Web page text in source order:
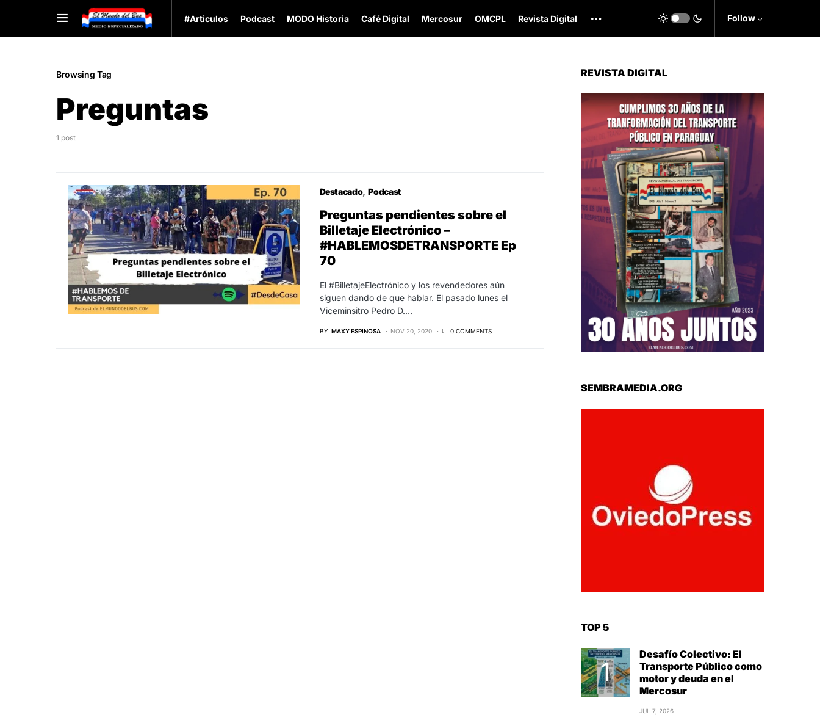
#Articulos Podcast MODO Historia Café Digital Mercosur OMCPL Revista Digital Follow
Browsing Tag
Preguntas
1 post
Destacado Podcast
Preguntas pendientes sobre el
Billetaje Electrónico –
#HABLEMOSDETRANSPORTE Ep
70
El #BilletajeElectrónico y los revendedores aún
siguen dando de que hablar. El pasado lunes el
Viceminsitro Pedro D.…
BY MAXY ESPINOSA NOV 20, 2020 0 COMMENTS
REVISTA DIGITAL
SEMBRAMEDIA.ORG
TOP 5
Desafío Colectivo: El
Transporte Público como
motor y deuda en el
Mercosur
JUL 7, 2026